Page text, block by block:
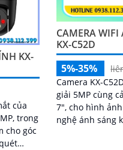
KX-
của
trong
cho góc
CAMERA WIFI
KX-C52D
5%-35%
Camera KX-
giải 5MP cùng
7", cho hình ảnh rõ
nghệ ánh sáng